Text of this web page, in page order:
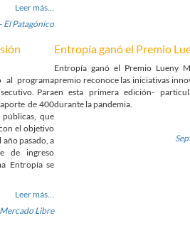
Leer más…
El Patagónico
al programa
Para
de 400
públicas, que
el objetivo
pasado, a
de ingreso
Entropía se
Leer más…
Libre
Entropía ganó el Premio
Entropía ganó el Premio Lueny
premio reconoce las iniciativas
en esta primera edición-
durante la pandemia.